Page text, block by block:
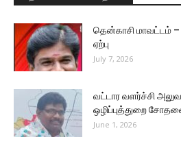
தென்காசி மாவட்டம் –
ஏற்பு
July 7, 2026
வட்டார வளர்ச்சி
ஒழிப்புத்துறை
June 1, 2026